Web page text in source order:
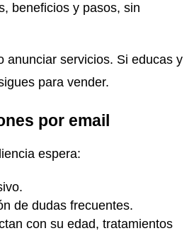
beneficios y pasos, sin
anunciar servicios. Si educas y
para vender.
por email
espera:
de dudas frecuentes.
con su edad, tratamientos